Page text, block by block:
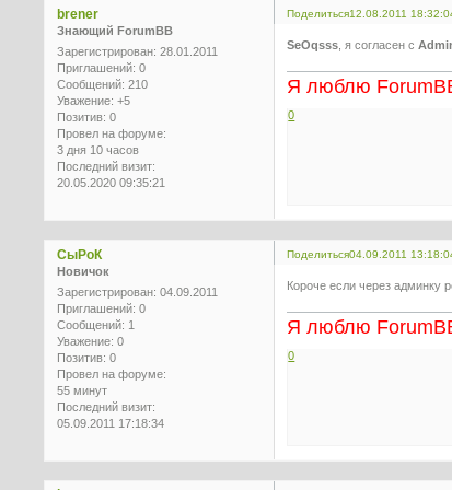
Поделиться12.08.2011
brener
Знающий ForumBB
Зарегистрирован: 28.01.2011
Приглашений: 0
Сообщений: 210
Уважение: +5
Позитив: 0
Провел на форуме:
3 дня 10 часов
Последний визит:
20.05.2020 09:35:21
SeOqsss , я согласен с
Я люблю
0
Поделиться04.09.2011
СыРоК
Новичок
Зарегистрирован: 04.09.2011
Приглашений: 0
Сообщений: 1
Уважение: 0
Позитив: 0
Провел на форуме:
55 минут
Последний визит:
05.09.2011 17:18:34
Короче если через админку
Я люблю
0